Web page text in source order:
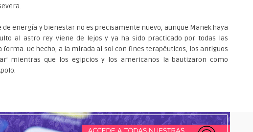
de energía y bienestar no es precisamente nuevo, aunque Manek haya
al astro rey viene de lejos y ya ha sido practicado por todas las
De hecho, a la mirada al sol con fines terapéuticos, los antiguos
mientras que los egipcios y los americanos la bautizaron como